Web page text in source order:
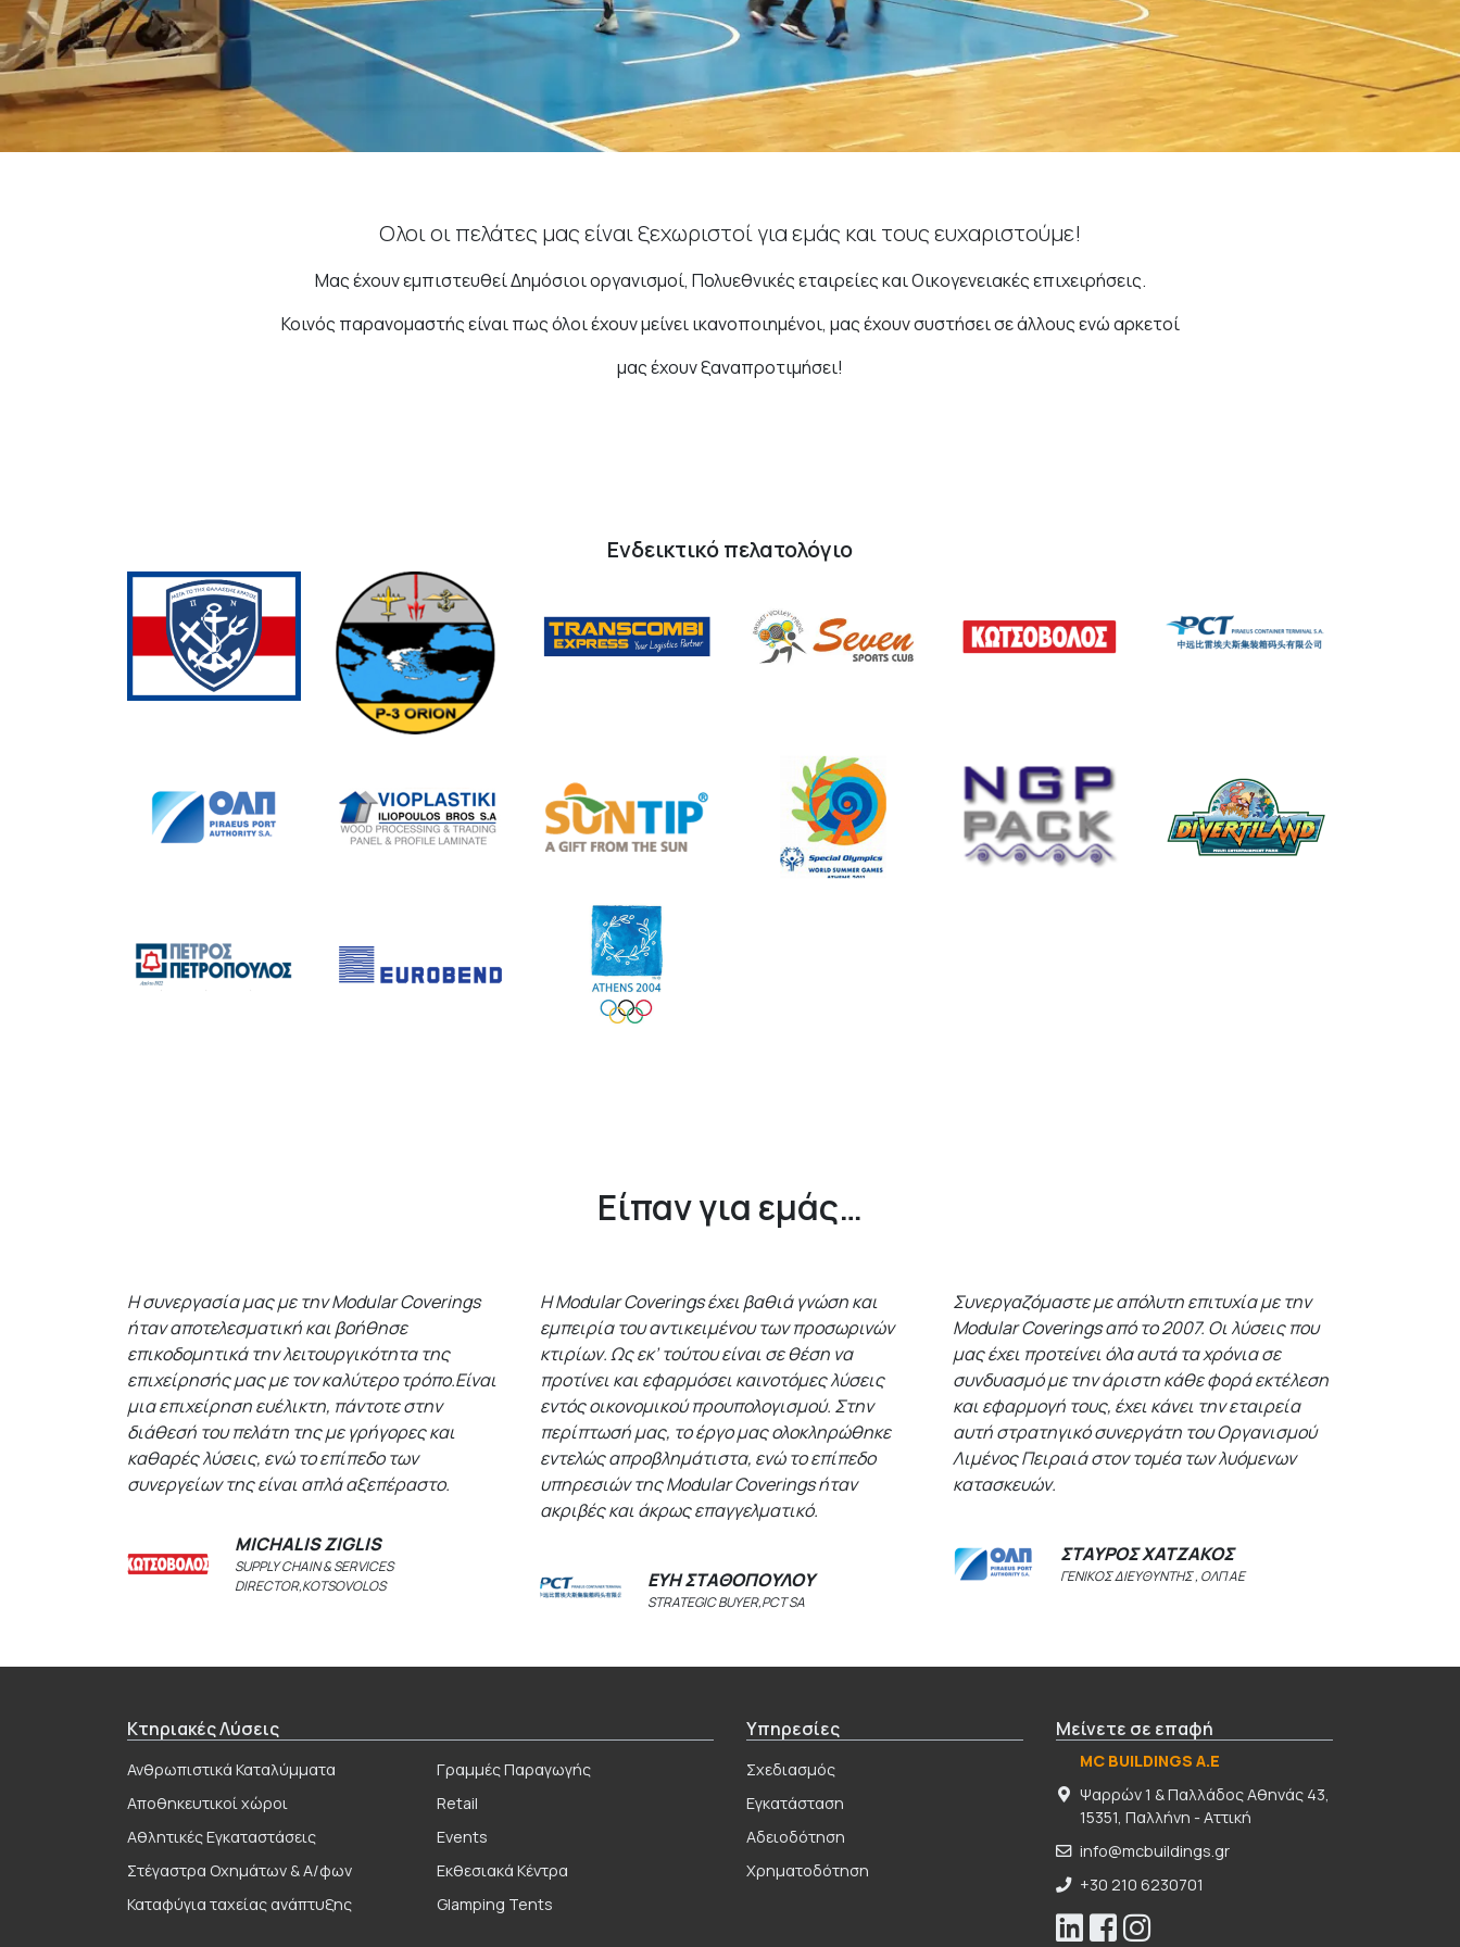
Ολοι οι πελάτες μας είναι ξεχωριστοί για εμάς και τους ευχαριστούμε!
Μας έχουν εμπιστευθεί Δημόσιοι οργανισμοί, Πολυεθνικές εταιρείες και Οικογενειακές επιχειρήσεις.
Κοινός παρανομαστής είναι πως όλοι έχουν μείνει ικανοποιημένοι, μας έχουν συστήσει σε άλλους ενώ αρκετοί
μας έχουν ξαναπροτιμήσει!
Ενδεικτικό πελατολόγιο
Είπαν για εμάς…
Η συνεργασία μας με την Modular Coverings
ήταν αποτελεσματική και βοήθησε
επικοδομητικά την λειτουργικότητα της
επιχείρησής μας με τον καλύτερο τρόπο.Είναι
μια επιχείρηση ευέλικτη, πάντοτε στην
διάθεσή του πελάτη της με γρήγορες και
καθαρές λύσεις, ενώ το επίπεδο των
συνεργείων της είναι απλά αξεπέραστο.
MICHALIS ZIGLIS
SUPPLY CHAIN & SERVICES
DIRECTOR,KOTSOVOLOS
Η Modular Coverings έχει βαθιά γνώση και
εμπειρία του αντικειμένου των προσωρινών
κτιρίων. Ως εκ’ τούτου είναι σε θέση να
προτίνει και εφαρμόσει καινοτόμες λύσεις
εντός οικονομικού προυπολογισμού. Στην
περίπτωσή μας, το έργο μας ολοκληρώθηκε
εντελώς απροβλημάτιστα, ενώ το επίπεδο
υπηρεσιών της Modular Coverings ήταν
ακριβές και άκρως επαγγελματικό.
ΕΥΗ ΣΤΑΘΟΠΟΥΛΟΥ
STRATEGIC BUYER,PCT SA
Συνεργαζόμαστε με απόλυτη επιτυχία με την
Modular Coverings από το 2007. Οι λύσεις που
μας έχει προτείνει όλα αυτά τα χρόνια σε
συνδυασμό με την άριστη κάθε φορά εκτέλεση
και εφαρμογή τους, έχει κάνει την εταιρεία
αυτή στρατηγικό συνεργάτη του Οργανισμού
Λιμένος Πειραιά στον τομέα των λυόμενων
κατασκευών.
ΣΤΑΥΡΟΣ ΧΑΤΖΑΚΟΣ
ΓΕΝΙΚΟΣ ΔΙΕΥΘΥΝΤΗΣ , ΟΛΠ ΑΕ
Κτηριακές Λύσεις
Ανθρωπιστικά Καταλύμματα
Αποθηκευτικοί χώροι
Αθλητικές Εγκαταστάσεις
Στέγαστρα Οχημάτων & Α/φων
Καταφύγια ταχείας ανάπτυξης
Γραμμές Παραγωγής
Retail
Events
Εκθεσιακά Κέντρα
Glamping Tents
Υπηρεσίες
Σχεδιασμός
Εγκατάσταση
Αδειοδότηση
Χρηματοδότηση
Μείνετε σε επαφή
MC BUILDINGS Α.Ε
Ψαρρών 1 & Παλλάδος Αθηνάς 43,
15351, Παλλήνη - Αττική
info@mcbuildings.gr
+30 210 6230701